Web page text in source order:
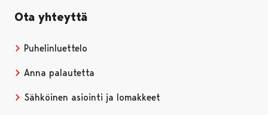
Ota yhteyttä
Puhelinluettelo
Anna palautetta
Sähköinen asiointi ja lomakkeet